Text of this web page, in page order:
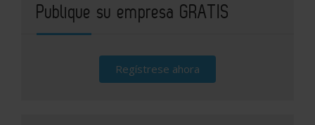
Publique su empresa GRATIS
Regístrese ahora